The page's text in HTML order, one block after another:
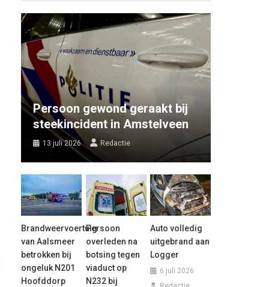
Persoon gewond geraakt bij
steekincident in Amstelveen
13 juli 2026 Redactie
Brandweervoertuig
van Aalsmeer
betrokken bij
ongeluk N201
Hoofddorp
Persoon
overleden na
botsing tegen
viaduct op
N232 bij
Auto volledig
uitgebrand aan
Logger
6 juli 2026